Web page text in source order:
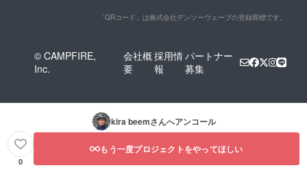
「QRコード」は株式会社デンソーウェーブの登録商標です。
© CAMPFIRE,
Inc.
会社概
要
採用情
報
パートナー
募集
kira beemさんへアンコール
0
もう一度プロジェクトをやってほしい